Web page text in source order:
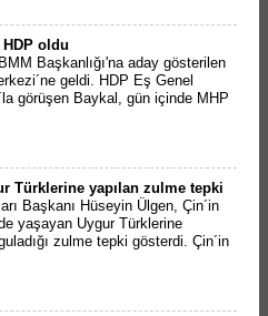
HDP oldu
Başkanlığı'na aday gösterilen
geldi. HDP Eş Genel
görüşen Baykal, gün içinde MHP
Türklerine yapılan zulme tepki
Başkanı Hüseyin Ülgen, Çin´in
yaşayan Uygur Türklerine
zulme tepki gösterdi. Çin´in